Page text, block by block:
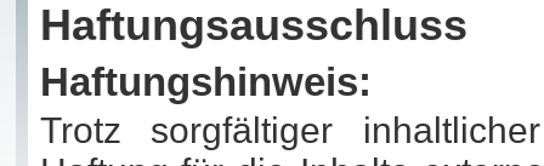
Haftungsausschluss
Haftungshinweis:
Trotz sorgfältiger